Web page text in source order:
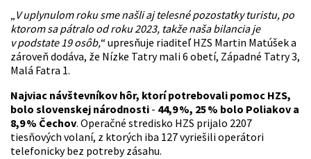
„V uplynulom roku sme našli aj telesné pozostatky turistu, po
ktorom sa pátralo od roku 2023, takže naša bilancia je
v podstate 19 osôb,“ upresňuje riaditeľ HZS Martin Matúšek a
zároveň dodáva, že Nízke Tatry mali 6 obetí, Západné Tatry 3,
Malá Fatra 1.
Najviac návštevníkov hôr, ktorí potrebovali pomoc HZS,
bolo slovenskej národnosti - 44,9 %, 25 % bolo Poliakov a
8,9 % Čechov. Operačné stredisko HZS prijalo 2207
tiesňových volaní, z ktorých iba 127 vyriešili operátori
telefonicky bez potreby zásahu.